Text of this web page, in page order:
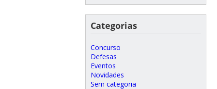
Categorias
Concurso
Defesas
Eventos
Novidades
Sem categoria